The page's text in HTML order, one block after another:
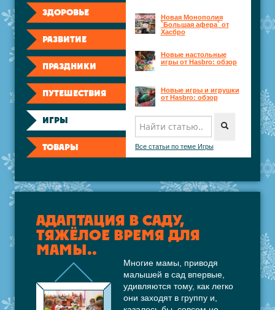
ЗДОРОВЬЕ
РАЗВИТИЕ
ПРАЗДНИКИ
ПУТЕШЕСТВИЯ
ИГРЫ
ТОВАРЫ
Новая Монополия
`Большая афера` от
Хасбро
Новые настольные
игры от Hasbro: обзор
Новые игры и игрушки
от Hasbro: обзор
Всё о Play-doh на
Чем занять ребенка на
даче?
Воздушный змей, как
праздник детства
Все статьи по теме Игры
АДАПТАЦИЯ В САДУ,
ТЯЖЁЛОЕ ВРЕМЯ ДЛЯ
МАМЫ..
Многие мамы, приводя
малышей в сад впервые,
удивляются тому, как легко
они заходят в группу и,